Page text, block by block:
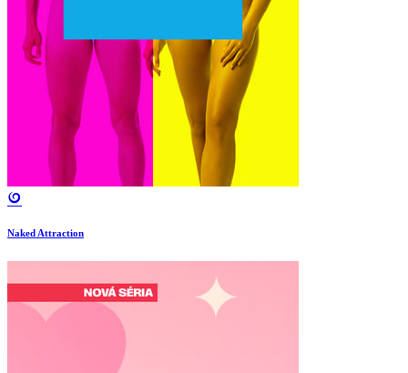
Naked Attraction